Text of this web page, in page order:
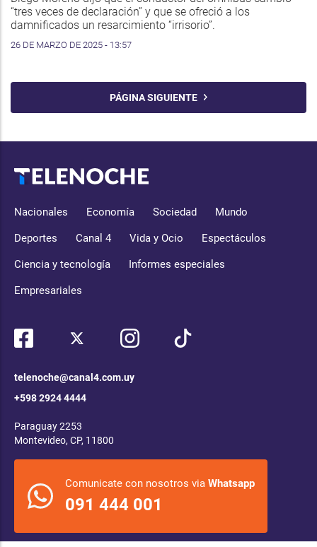
“tres veces de declaración” y que se ofreció a los
damnificados un resarcimiento “irrisorio”.
26 DE MARZO DE 2025 - 13:57
PÁGINA SIGUIENTE
Nacionales Economía Sociedad Mundo
Deportes Canal 4 Vida y Ocio Espectáculos
Ciencia y tecnología Informes especiales
Empresariales
telenoche@canal4.com.uy
+598 2924 4444
Paraguay 2253
Montevideo, CP, 11800
Comunicate con nosotros via Whatsapp
091 444 001